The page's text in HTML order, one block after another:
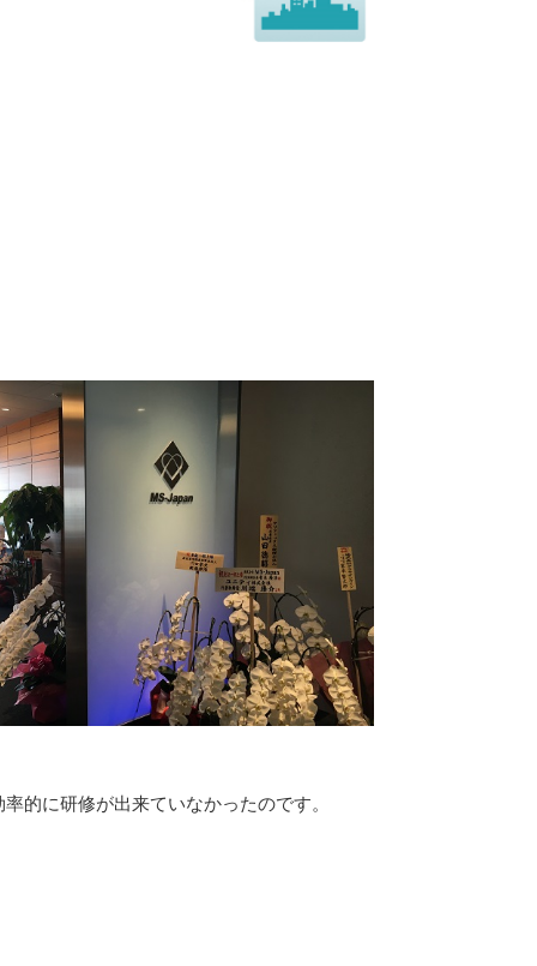
的に研修が出来ていなかったのです。